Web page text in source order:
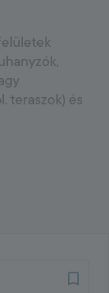
teraszok) és